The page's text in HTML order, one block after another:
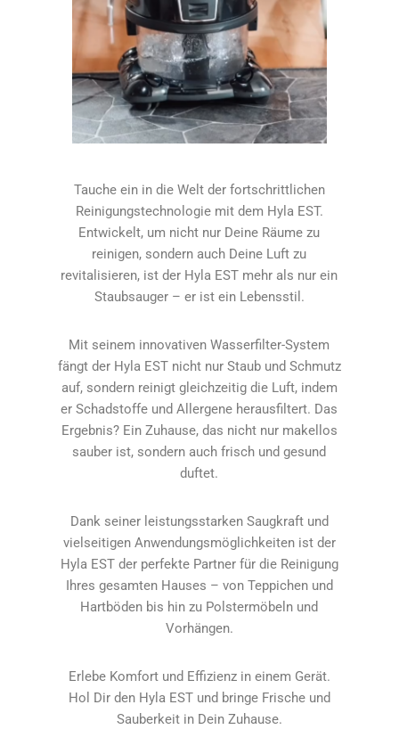
Tauche ein in die Welt der fortschrittlichen
Reinigungstechnologie mit dem Hyla EST.
Entwickelt, um nicht nur Deine Räume zu
reinigen, sondern auch Deine Luft zu
revitalisieren, ist der Hyla EST mehr als nur ein
Staubsauger – er ist ein Lebensstil.
Mit seinem innovativen Wasserfilter-System
fängt der Hyla EST nicht nur Staub und Schmutz
auf, sondern reinigt gleichzeitig die Luft, indem
er Schadstoffe und Allergene herausfiltert. Das
Ergebnis? Ein Zuhause, das nicht nur makellos
sauber ist, sondern auch frisch und gesund
duftet.
Dank seiner leistungsstarken Saugkraft und
vielseitigen Anwendungsmöglichkeiten ist der
Hyla EST der perfekte Partner für die Reinigung
Ihres gesamten Hauses – von Teppichen und
Hartböden bis hin zu Polstermöbeln und
Vorhängen.
Erlebe Komfort und Effizienz in einem Gerät.
Hol Dir den Hyla EST und bringe Frische und
Sauberkeit in Dein Zuhause.